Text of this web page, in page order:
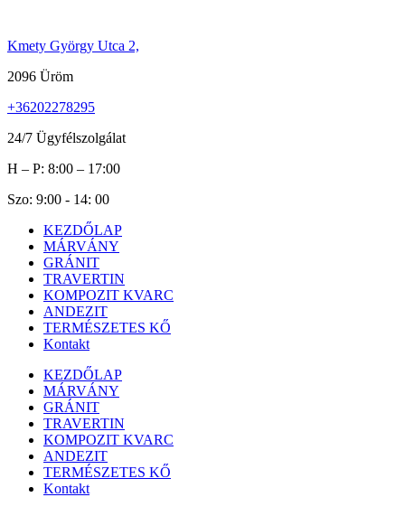
tartalomhoz
Kmety György Utca 2,
2096 Üröm
+36202278295
24/7 Ügyfélszolgálat
H – P: 8:00 – 17:00
Szo: 9:00 - 14: 00
KEZDŐLAP
MÁRVÁNY
GRÁNIT
TRAVERTIN
KOMPOZIT KVARC
ANDEZIT
TERMÉSZETES KŐ
Kontakt
KEZDŐLAP
MÁRVÁNY
GRÁNIT
TRAVERTIN
KOMPOZIT KVARC
ANDEZIT
TERMÉSZETES KŐ
Kontakt